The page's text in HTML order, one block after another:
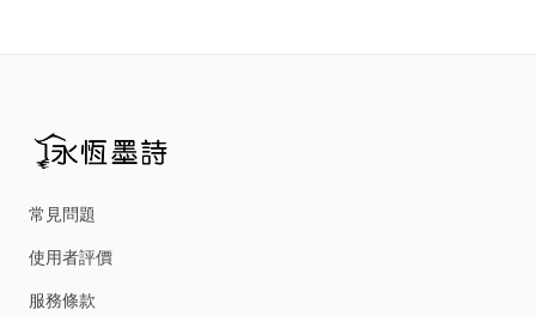
常見問題
使用者評價
服務條款